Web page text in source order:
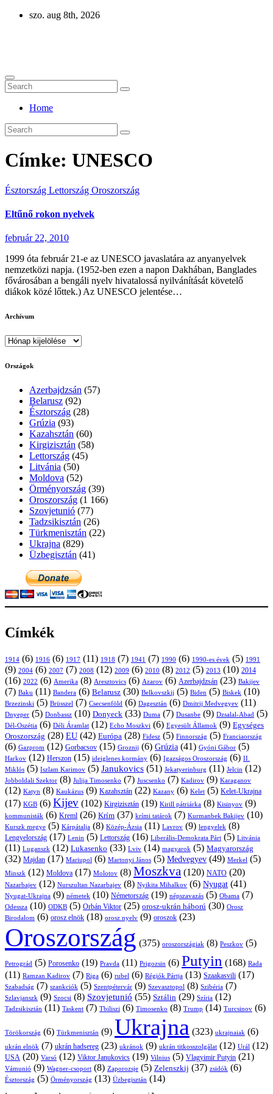
Skip
szo. aug 8th, 2026
Home
Címke: UNESCO
Észtország Lettország Oroszország
Eltűnő rokon nyelvek
február 22, 2010
1999 óta február 21-e az UNESCO javaslatára az anyanyelvek
nemzetközi napja. (1952-ben ezen a napon Dakhában, Banglades
fővárosában a bengáli nyelv hivatalossá nyilvánítását követelő
diákok közé lőttek.) Az UNESCO jelentése…
Archívum
Archívum
Országok
Azerbajdzsán (57)
Belarusz (92)
Észtország (28)
Grúzia (93)
Kazahsztán (60)
Kirgizisztán (58)
Lettország (45)
Litvánia (50)
Moldova (52)
Örményország (39)
Oroszország (1 166)
Szovjetunió (77)
Tadzsikisztán (26)
Türkmenisztán (22)
Ukrajna (829)
Üzbegisztán (41)
Címkék
1914 (6) 1916 (6) 1917 (11) 1918 (7) 1941 (7) 1990 (6) 1990-es évek (5) 1991
(9) 2004 (6) 2007 (7) 2008 (12) 2009 (6) 2010 (8) 2012 (5) 2013 (10) 2014
(16) 2022 (6) Amerika (8) Aresztovics (6) Azarov (6) Azerbajdzsán (23) Bakijev
(7) Baku (11) Bandera (6) Belarusz (30) Belkovszkij (5) Biden (5) Biskek (10)
Brzezinski (5) Brüsszel (7) Csecsenföld (6) Dagesztán (6) Dmitrij Medvegyev (11)
Dnyeper (5) Donbassz (10) Donyeck (33) Duma (7) Dusanbe (9) Dzsalal-Abad (5)
Dél-Oszétia (6) Déli Áramlat (12) Echo Moszkvi (6) Egyesült Államok (9) Egységes
Oroszország (28) EU (42) Európa (28) Fidesz (5) Finnország (5) Franciaország
(6) Gazprom (12) Gorbacsov (15) Groznij (6) Grúzia (41) Gyóni Gábor (5)
Harkov (12) Herszon (15) ideiglenes kormány (6) Igazságos Oroszország (6) II.
Miklós (5) Iszlam Karimov (5) Janukovics (51) Jekatyerinburg (11) Jelcin (12)
Jobboldali Szektor (8) Julija Timosenko (7) Juscsenko (7) Kadirov (9) Karaganov
(12) Katyn (8) Kaukázus (9) Kazahsztán (22) Kazany (6) Kelet (5) Kelet-Ukrajna
(17) KGB (6) Kijev (102) Kirgizisztán (19) Kirill pátriárka (8) Kisinyov (9)
kommunisták (6) Kreml (26) Krím (37) krími tatárok (7) Kurmanbek Bakijev (10)
Kurszk megye (5) Kárpátalja (8) Közép-Ázsia (11) Lavrov (9) lengyelek (8)
Lengyelország (17) Lenin (5) Lettország (16) Liberális-Demokrata Párt (5) Litvánia
(11) Luganszk (12) Lukasenko (33) Lviv (14) magyarok (5) Magyarország
(32) Majdan (17) Mariupol (6) Martonyi János (5) Medvegyev (49) Merkel (5)
Minszk (12) Moldova (17) Molotov (8) Moszkva (120) NATO (20)
Nazarbajev (12) Nurszultan Nazarbajev (8) Nyikita Mihalkov (6) Nyugat (41)
Nyugat-Ukrajna (9) németek (10) Németország (19) népszavazás (5) Obama (7)
Odessza (10) ODKB (5) Orbán Viktor (25) orosz-ukrán háború (30) Orosz
Birodalom (6) orosz elnök (18) orosz nyelv (9) oroszok (23)
Oroszország (375) oroszországiak (8) Peszkov (5)
Petrográd (5) Porosenko (19) Pravda (11) Prigozsin (6) Putyin (168) Rada
(11) Ramzan Kadirov (7) Riga (6) rubel (6) Régiók Pártja (13) Szaakasvili (17)
Szabadság (7) szankciók (5) Szentpétervár (9) Szevasztopol (8) Szibéria (7)
Szlavjanszk (9) Szocsi (8) Szovjetunió (55) Sztálin (29) Szíria (12)
Tadzsikisztán (11) Taskent (7) Tbiliszi (6) Timosenko (8) Trump (14) Turcsinov (6)
Törökország (6) Türkmenisztán (9) Ukrajna (323) ukrajnaiak (6)
ukrán elnök (7) ukrán hadsereg (23) ukránok (9) ukrán titkosszolgálat (12) Urál (12)
USA (20) Varsó (12) Viktor Janukovics (19) Vilnius (5) Vlagyimir Putyin (21)
Vámunió (9) Wagner-csoport (8) Zaporozsje (5) Zelenszkij (37) zsidók (6)
Észtország (5) Örményország (13) Üzbegisztán (14)